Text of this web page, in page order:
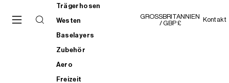
Trägerhosen
Westen
Baselayers
Zubehör
Aero
Freizeit
GROSSBRITANNIEN
/ GBP £
Kontakt